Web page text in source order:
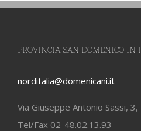
PROVINCIA SAN DOMENICO IN
norditalia@domenicani.it
Via Giuseppe Antonio Sassi,
Tel/Fax 02-48.02.13.93